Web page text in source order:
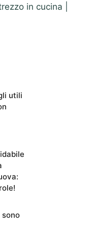
in cucina |
utili
sono